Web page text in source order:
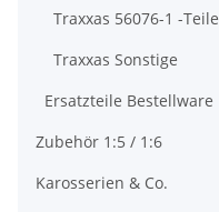
Traxxas 56076-1 -Teile
Traxxas Sonstige
Ersatzteile Bestellware
Zubehör 1:5 / 1:6
Karosserien & Co.